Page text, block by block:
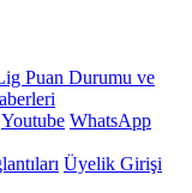
Puan Durumu ve
Youtube WhatsApp
Üyelik Girişi